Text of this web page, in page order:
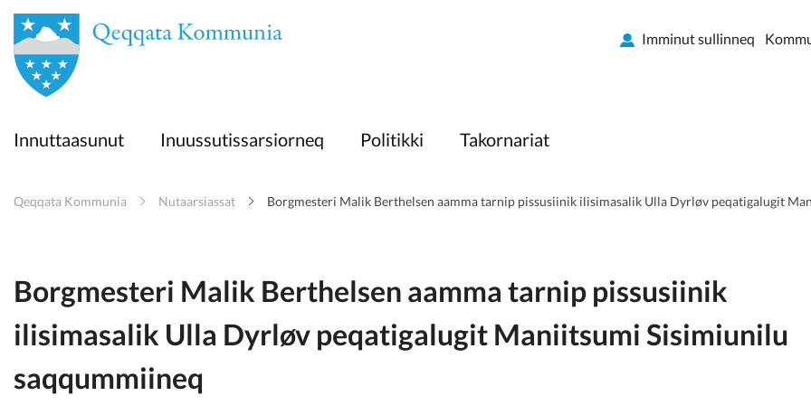
en
Innuttaasunut
Politikki
Imminut sullinneq
Innuttaasunut Inuussutissarsiorneq Politikki Takornariat
Qeqqata Kommunia Nutaarsiassat Borgmesteri Malik Berthelsen aamma tarnip pissusiinik ilisimasalik Ulla Dyrløv peqatigalugit
Borgmesteri Malik Berthelsen aamma tarnip pissusiinik
ilisimasalik Ulla Dyrløv peqatigalugit Maniitsumi Sisimiunilu
saqqummiineq